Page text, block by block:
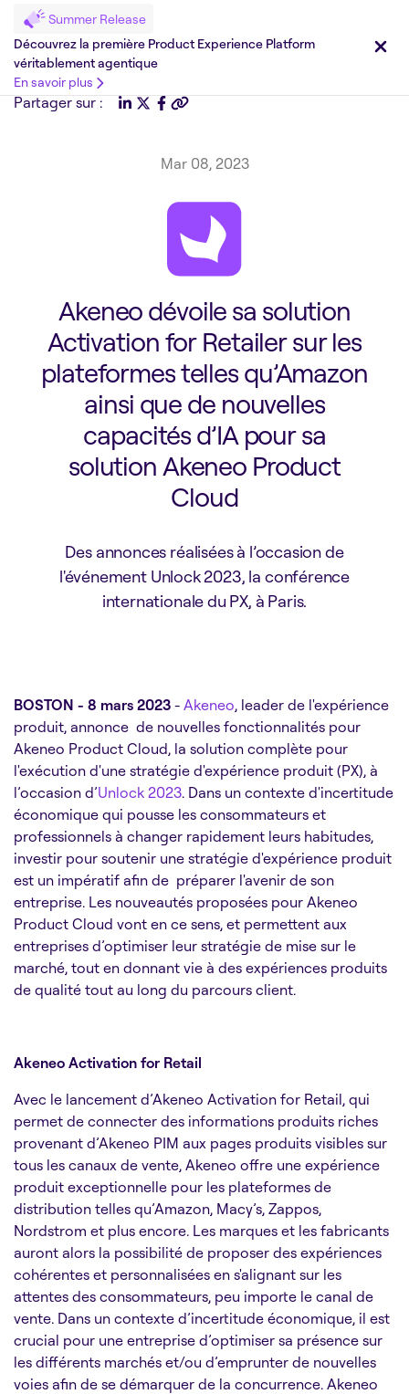
Summer Release
Découvrez la première Product Experience Platform
véritablement agentique
En savoir plus
Partager sur :
Mar 08, 2023
Akeneo dévoile sa solution
Activation for Retailer sur les
plateformes telles qu’Amazon
ainsi que de nouvelles
capacités d’IA pour sa
solution Akeneo Product
Cloud
Des annonces réalisées à l’occasion de
l'événement Unlock 2023, la conférence
internationale du PX, à Paris.
BOSTON - 8 mars 2023 - Akeneo, leader de l'expérience
produit, annonce de nouvelles fonctionnalités pour
Akeneo Product Cloud, la solution complète pour
l'exécution d'une stratégie d'expérience produit (PX), à
l’occasion d’Unlock 2023. Dans un contexte d'incertitude
économique qui pousse les consommateurs et
professionnels à changer rapidement leurs habitudes,
investir pour soutenir une stratégie d'expérience produit
est un impératif afin de préparer l'avenir de son
entreprise. Les nouveautés proposées pour Akeneo
Product Cloud vont en ce sens, et permettent aux
entreprises d’optimiser leur stratégie de mise sur le
marché, tout en donnant vie à des expériences produits
de qualité tout au long du parcours client.
Akeneo Activation for Retail
Avec le lancement d’Akeneo Activation for Retail, qui
permet de connecter des informations produits riches
provenant d’Akeneo PIM aux pages produits visibles sur
tous les canaux de vente, Akeneo offre une expérience
produit exceptionnelle pour les plateformes de
distribution telles qu’Amazon, Macy’s, Zappos,
Nordstrom et plus encore. Les marques et les fabricants
auront alors la possibilité de proposer des expériences
cohérentes et personnalisées en s'alignant sur les
attentes des consommateurs, peu importe le canal de
vente. Dans un contexte d’incertitude économique, il est
crucial pour une entreprise d’optimiser sa présence sur
les différents marchés et/ou d’emprunter de nouvelles
voies afin de se démarquer de la concurrence. Akeneo